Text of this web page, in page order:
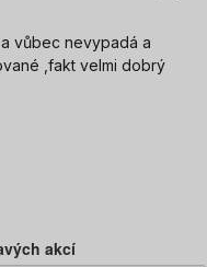
vůbec nevypadá a
,fakt velmi dobrý
akcí